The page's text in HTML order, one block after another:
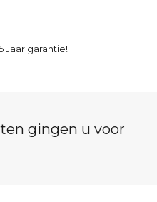
Jaar garantie!
gingen u voor